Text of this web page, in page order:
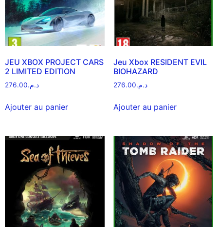
JEU XBOX PROJECT CARS
2 LIMITED EDITION
د.م.276.00
Ajouter au panier
Jeu Xbox RESIDENT EVIL
BIOHAZARD
د.م.276.00
Ajouter au panier